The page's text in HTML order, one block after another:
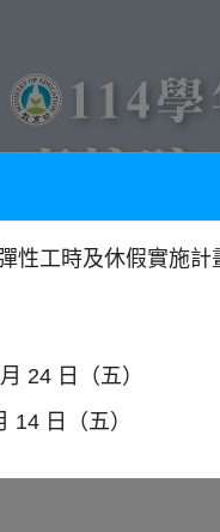
學校
性工時及休假實施
24 日（五）
14 日（五）